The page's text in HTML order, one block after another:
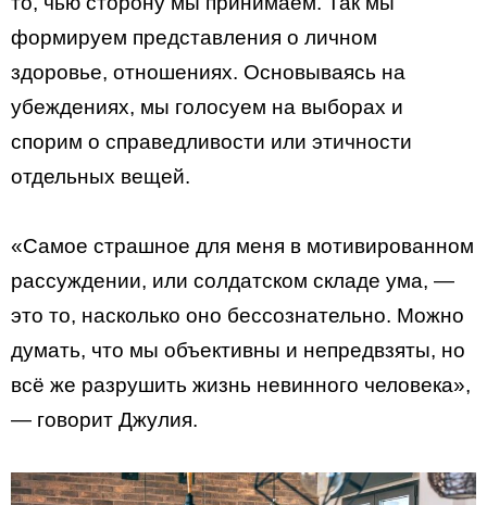
формируем представления о личном
здоровье, отношениях. Основываясь на
убеждениях, мы голосуем на выборах и
спорим о справедливости или этичности
отдельных вещей.
«Самое страшное для меня в мотивированном
рассуждении, или солдатском складе ума, —
это то, насколько оно бессознательно. Можно
думать, что мы объективны и непредвзяты, но
всё же разрушить жизнь невинного человека»,
— говорит Джулия.